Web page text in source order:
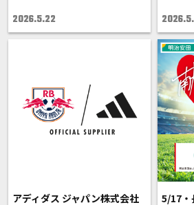
2026.5.22
アディダス ジャパン株式会社 5/17・